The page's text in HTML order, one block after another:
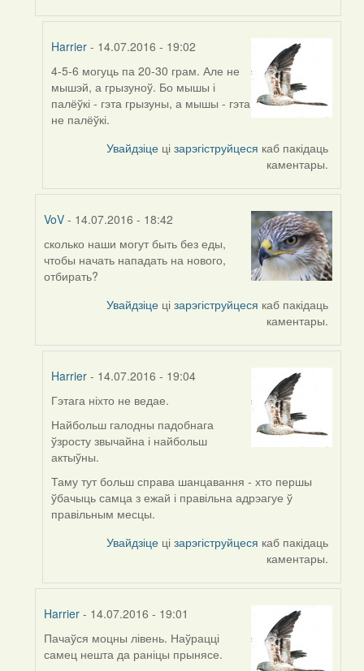
Harrier - 14.07.2016 - 19:02
In
reply
to
by
4-5-6 могуць па 20-30 грам. Але не
мышэй, а грызуноў. Бо мышы і
палёўкі - гэта грызуны, а мышы - гэта
не палёўкі.
Увайдзіце цізарэгіструйцеся каб пакідаць
каментары.
VoV- 14.07.2016 - 18:42
In
reply
to
сколько наши могут быть без еды,
чтобы начать нападать на нового,
отбирать?
Увайдзіце цізарэгіструйцеся каб пакідаць
каментары.
Harrier - 14.07.2016 - 19:04
In
reply
to
by
Гэтага ніхто не ведае.
Найбольш галодны падобнага
ўзросту звычайна і найбольш
актыўны.
Таму тут больш справа шанцавання - хто першы
ўбачыць самца з ежай і правільна адрэагуе ў
правільным месцы.
Увайдзіце цізарэгіструйцеся каб пакідаць
каментары.
Harrier- 14.07.2016 - 19:01
In
reply
Пачаўся моцны лівень. Наўрацці
самец нешта да раніцы прынясе.